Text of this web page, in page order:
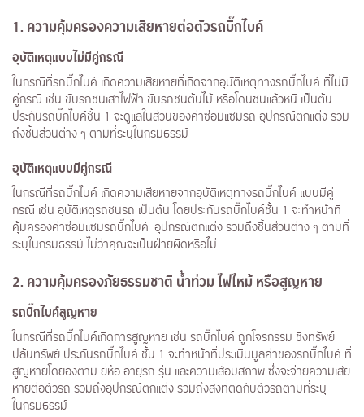
1. ความคุ้มครองความเสียหายต่อตัวรถบิ๊กไบค์
อุบัติเหตุแบบไม่มีคู่กรณี
ในกรณีที่รถบิ๊กไบค์ เกิดความเสียหายที่เกิดจากอุบัติเหตุทางรถบิ๊กไบค์ ที่ไม่มี
คู่กรณี เช่น ขับรถชนเสาไฟฟ้า ขับรถชนต้นไม้ หรือโดนชนแล้วหนี เป็นต้น
ประกันรถบิ๊กไบค์ชั้น 1 จะดูแลในส่วนของค่าซ่อมแซมรถ อุปกรณ์ตกแต่ง รวม
ถึงชิ้นส่วนต่าง ๆ ตามที่ระบุในกรมธรรม์
อุบัติเหตุแบบมีคู่กรณี
ในกรณีที่รถบิ๊กไบค์ เกิดความเสียหายจากอุบัติเหตุทางรถบิ๊กไบค์ แบบมีคู่
กรณี เช่น อุบัติเหตุรถชนรถ เป็นต้น โดยประกันรถบิ๊กไบค์ชั้น 1 จะทำหน้าที่
คุ้มครองค่าซ่อมแซมรถบิ๊กไบค์ อุปกรณ์ตกแต่ง รวมถึงชิ้นส่วนต่าง ๆ ตามที่
ระบุในกรมธรรม์ ไม่ว่าคุณจะเป็นฝ่ายผิดหรือไม่
2. ความคุ้มครองภัยธรรมชาติ น้ำท่วม ไฟไหม้ หรือสูญหาย
รถบิ๊กไบค์สูญหาย
ในกรณีที่รถบิ๊กไบค์เกิดการสูญหาย เช่น รถบิ๊กไบค์ ถูกโจรกรรม ชิงทรัพย์
ปล้นทรัพย์ ประกันรถบิ๊กไบค์ ชั้น 1 จะทำหน้าที่ประเมินมูลค่าของรถบิ๊กไบค์ ที่
สูญหายโดยอิงตาม ยี่ห้อ อายุรถ รุ่น และความเสื่อมสภาพ ซึ่งจะจ่ายความเสีย
หายต่อตัวรถ รวมถึงอุปกรณ์ตกแต่ง รวมถึงสิ่งที่ติดกับตัวรถตามที่ระบุ
ในกรมธรรม์